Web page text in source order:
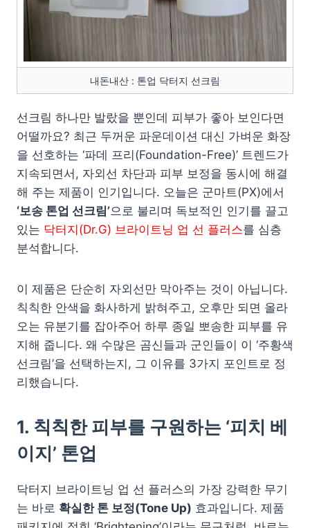
내돈내산 : 톤업 닥터지 선크림
선크림 하나만 발랐을 뿐인데 피부가 좋아 보인다면
어떨까요? 최근 두꺼운 파운데이션 대신 가벼운 화장
을 선호하는 ‘파데 프리(Foundation-Free)’ 트렌드가
지속되면서, 자외선 차단과 피부 보정을 동시에 해결
해 주는 제품이 인기입니다. 오늘은 군마트(PX)에서
‘보송 톤업 선크림’으로 불리며 독보적인 인기를 끌고
있는 닥터지(Dr.G) 브라이트닝 업 선 플러스를 심층
분석합니다.
이 제품은 단순히 자외선만 막아주는 것이 아닙니다.
칙칙한 안색을 화사하게 밝혀주고, 오후만 되면 올라
오는 유분기를 잡아주어 하루 종일 뽀송한 피부를 유
지해 줍니다. 왜 수많은 곰신들과 군인들이 이 ‘주황색
선크림’을 선택하는지, 그 이유를 3가지 포인트로 정
리했습니다.
1. 칙칙한 피부를 구원하는 ‘피치 베
이지’ 톤업
닥터지 브라이트닝 업 선 플러스의 가장 강력한 무기
는 바로 확실한 톤 보정(Tone Up) 효과입니다. 제품